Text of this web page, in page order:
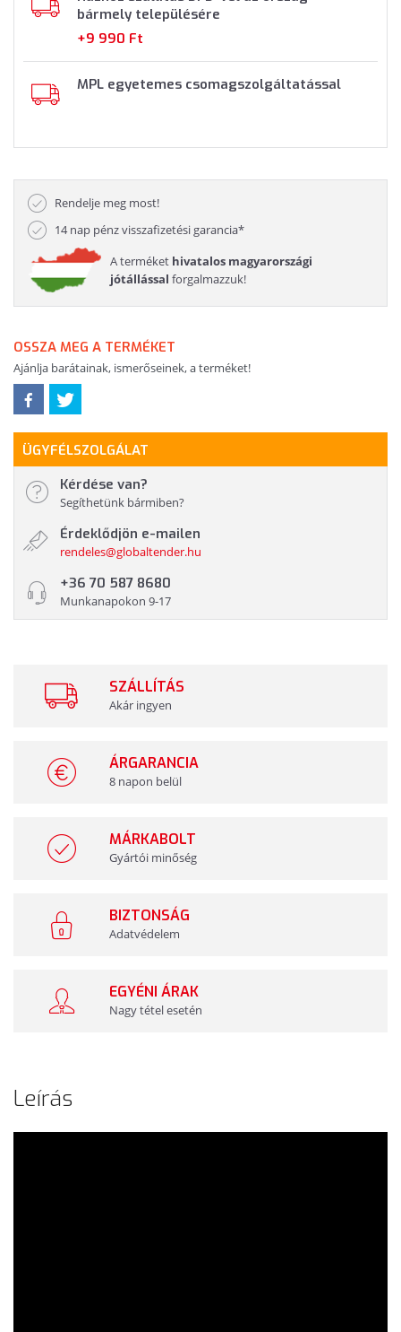
bármely településére
+9 990 Ft
MPL egyetemes csomagszolgáltatással
Rendelje meg most!
14 nap pénz visszafizetési garancia*
A terméket hivatalos magyarországi
jótállással forgalmazzuk!
OSSZA MEG A TERMÉKET
Ajánlja barátainak, ismerőseinek, a terméket!
ÜGYFÉLSZOLGÁLAT
Kérdése van?
Segíthetünk bármiben?
Érdeklődjön e-mailen
rendeles@globaltender.hu
+36 70 587 8680
Munkanapokon 9-17
SZÁLLÍTÁS
Akár ingyen
ÁRGARANCIA
8 napon belül
MÁRKABOLT
Gyártói minőség
BIZTONSÁG
Adatvédelem
EGYÉNI ÁRAK
Nagy tétel esetén
Leírás